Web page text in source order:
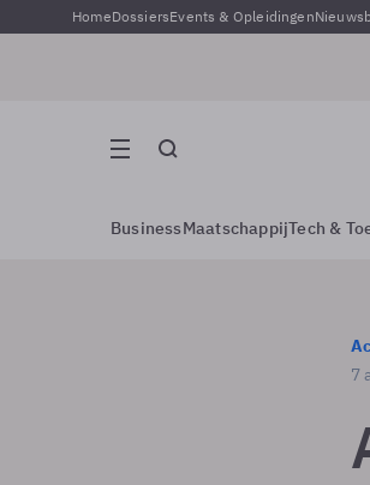
HomeDossiersEvents & Opleidingen
BusinessMaatschappijTech &
7